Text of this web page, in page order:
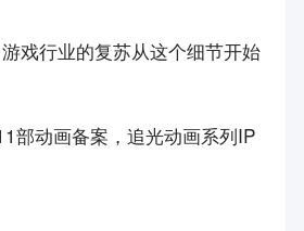
戏行业的复苏从这个细节开始
部动画备案，追光动画系列IP